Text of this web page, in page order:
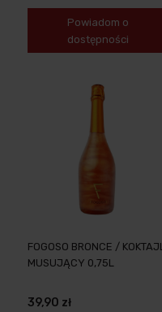
Powiadom o
dostępności
FOGOSO BRONCE / KOKTAJL
MUSUJĄCY 0,75L
39,90 zł